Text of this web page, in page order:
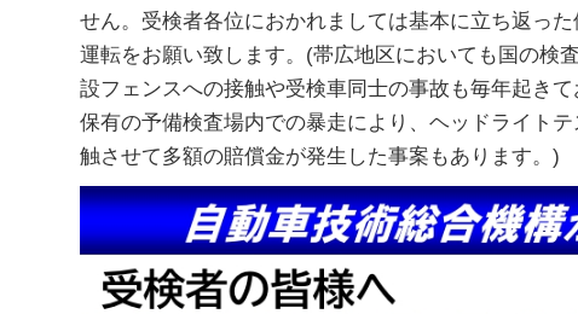
せん。受検者各位におかれましては基本に立ち返っ
運転をお願い致します。(帯広地区においても国の検
設フェンスへの接触や受検車同士の事故も毎年起き
保有の予備検査場内での暴走により、ヘッドライト
触させて多額の賠償金が発生した事案もあります。)